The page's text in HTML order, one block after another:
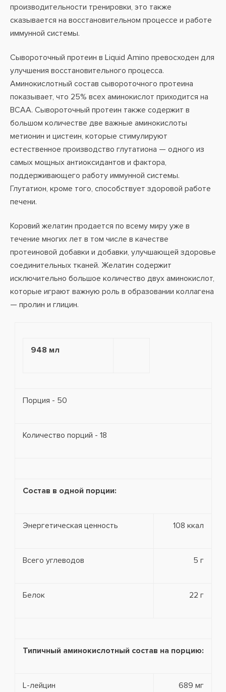
производительности тренировки, это также
сказывается на восстановительном процессе и работе
иммунной системы.
Сывороточный протеин в Liquid Amino превосходен для
улучшения восстановительного процесса.
Аминокислотный состав сывороточного протеина
показывает, что 25% всех аминокислот приходится на
BCAA. Сывороточный протеин также содержит в
большом количестве две важные аминокислоты
метионин и цистеин, которые стимулируют
естественное производство глутатиона — одного из
самых мощных антиоксидантов и фактора,
поддерживающего работу иммунной системы.
Глутатион, кроме того, способствует здоровой работе
печени.
Коровий желатин продается по всему миру уже в
течение многих лет в том числе в качестве
протеиновой добавки и добавки, улучшающей здоровье
соединительных тканей. Желатин содержит
исключительно большое количество двух аминокислот,
которые играют важную роль в образовании коллагена
— пролин и глицин.
948 мл
Порция - 50
Количество порций - 18
Состав в одной порции:
Энергетическая ценность 108 ккал
Всего углеводов 5 г
Белок 22 г
Типичный аминокислотный состав на порцию:
L-лейцин 689 мг